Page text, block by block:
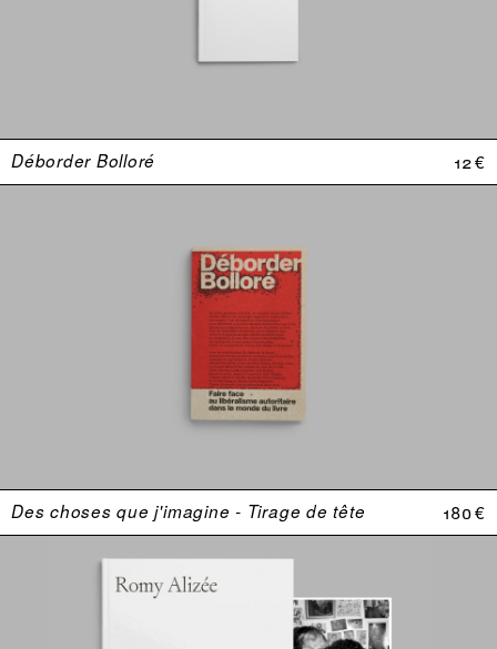
Déborder Bolloré 12 €
Des choses que j'imagine - Tirage de tête 180 €